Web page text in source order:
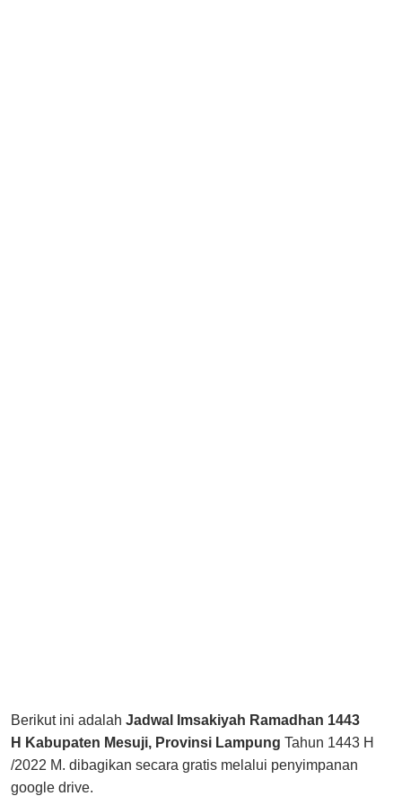
Berikut ini adalah Jadwal Imsakiyah Ramadhan 1443
H Kabupaten Mesuji, Provinsi Lampung Tahun 1443 H
/2022 M. dibagikan secara gratis melalui penyimpanan
google drive.